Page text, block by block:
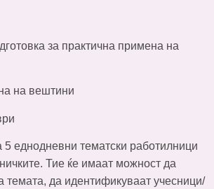
за практична примена на
на вештини
еднодневни тематски работилници
Тие ќе имаат можност да
темата, да идентификуваат учесници/